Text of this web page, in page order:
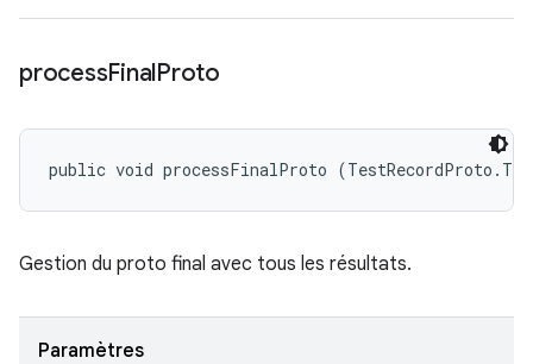
processFinalProto
public void processFinalProto
Gestion du proto final avec tous les résultats.
Paramètres